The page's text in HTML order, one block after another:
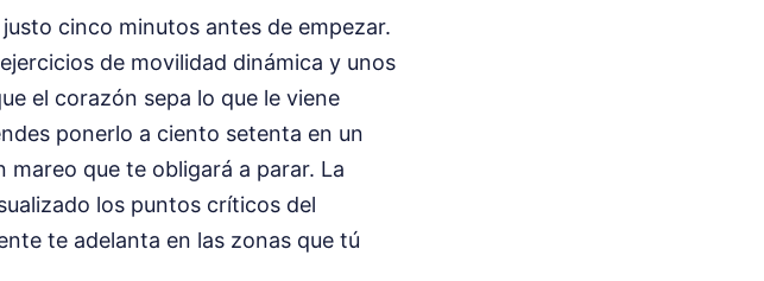
cinco minutos antes de empezar.
de movilidad dinámica y unos
el corazón sepa lo que le viene
ponerlo a ciento setenta en un
que te obligará a parar. La
los puntos críticos del
te adelanta en las zonas que tú